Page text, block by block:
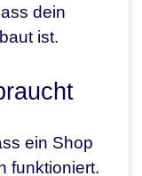
dein
ist.
ein Shop
funktioniert.